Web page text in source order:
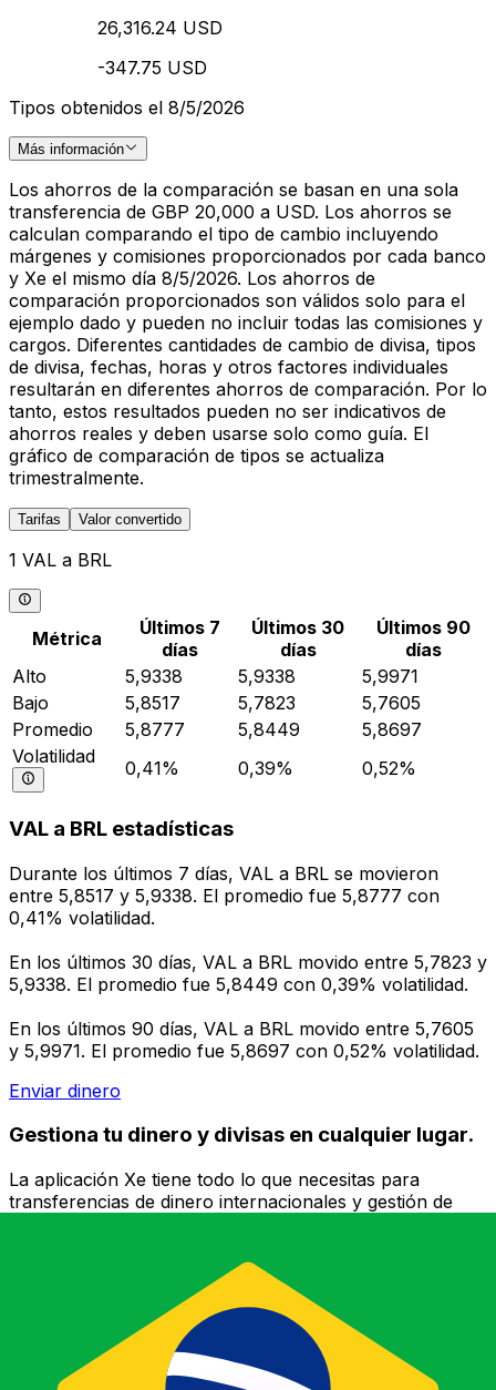
26,316.24 USD
-347.75 USD
Tipos obtenidos el 8/5/2026
Más información
Los ahorros de la comparación se basan en una sola
transferencia de GBP 20,000 a USD. Los ahorros se
calculan comparando el tipo de cambio incluyendo
márgenes y comisiones proporcionados por cada banco
y Xe el mismo día 8/5/2026. Los ahorros de
comparación proporcionados son válidos solo para el
ejemplo dado y pueden no incluir todas las comisiones y
cargos. Diferentes cantidades de cambio de divisa, tipos
de divisa, fechas, horas y otros factores individuales
resultarán en diferentes ahorros de comparación. Por lo
tanto, estos resultados pueden no ser indicativos de
ahorros reales y deben usarse solo como guía. El
gráfico de comparación de tipos se actualiza
trimestralmente.
Tarifas Valor convertido
1 VAL a BRL
Métrica
Últimos 7
días
Últimos 30
días
Últimos 90
días
Alto
5,9338 5,9338
5,9971
Bajo
5,8517 5,7823
5,7605
Promedio
5,8777 5,8449
5,8697
Volatilidad
0,41% 0,39% 0,52%
VAL a BRL estadísticas
Durante los últimos 7 días, VAL a BRL se movieron
entre 5,8517 y 5,9338. El promedio fue 5,8777 con
0,41% volatilidad.
En los últimos 30 días, VAL a BRL movido entre 5,7823 y
5,9338. El promedio fue 5,8449 con 0,39% volatilidad.
En los últimos 90 días, VAL a BRL movido entre 5,7605
y 5,9971. El promedio fue 5,8697 con 0,52% volatilidad.
Enviar dinero
Gestiona tu dinero y divisas en cualquier lugar.
La aplicación Xe tiene todo lo que necesitas para
transferencias de dinero internacionales y gestión de